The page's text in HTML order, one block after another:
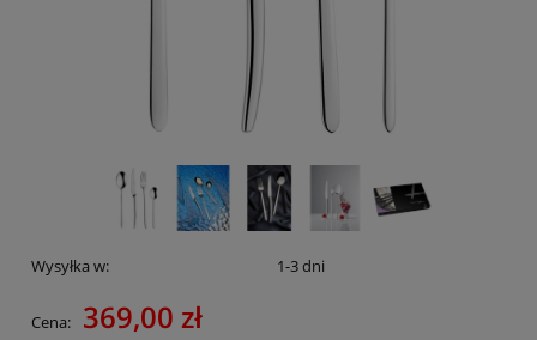
Wysyłka w: 1-3 dni
Cena: 369,00 zł